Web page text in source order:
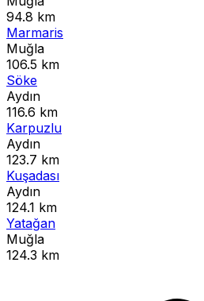
94.8 km
Marmaris
Muğla
106.5 km
Söke
Aydın
116.6 km
Karpuzlu
Aydın
123.7 km
Kuşadası
Aydın
124.1 km
Yatağan
Muğla
124.3 km